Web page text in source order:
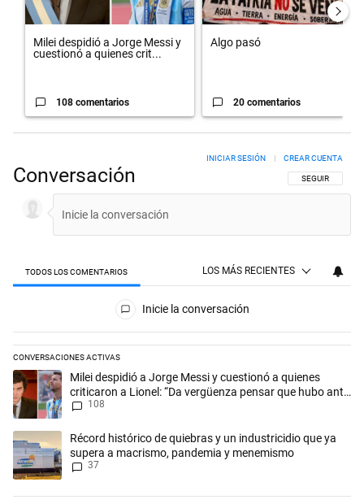
Milei despidió a Jorge Messi y
cuestionó a quienes crit...
108 comentarios
Algo pasó
20 comentarios
Conversación SIGA ESTA
SEGUIR
INICIAR SESIÓN CREAR CUENTA
TODOS LOS COMENTARIOS LOS MÁS RECIENTES
Todos los comentarios
Inicie la conversación
CONVERSACIONES ACTIVAS
Este listado muestra los artículos con más comentarios en los
Un artículo de tendencia con el título "Milei despidió a Jorge Messi y
Milei despidió a Jorge Messi y cuestionó a quienes
criticaron a Lionel: “Da vergüenza pensar que hubo anti-
Messi”
108
Un artículo de tendencia con el título "Récord histórico de quiebras y
Récord histórico de quiebras y un industricidio que ya
supera a macrismo, pandemia y menemismo
37